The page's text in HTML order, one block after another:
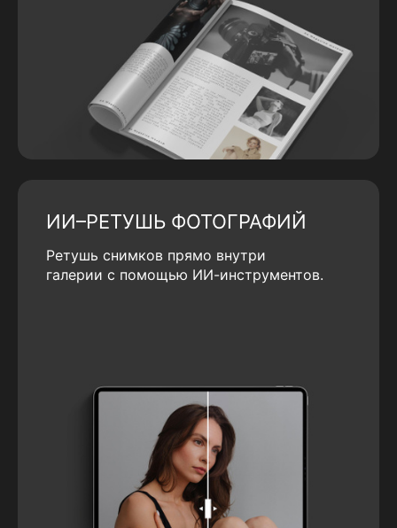
ИИ–РЕТУШЬ ФОТОГРАФИЙ
Ретушь снимков прямо внутри
галерии с помощью ИИ-инструментов.